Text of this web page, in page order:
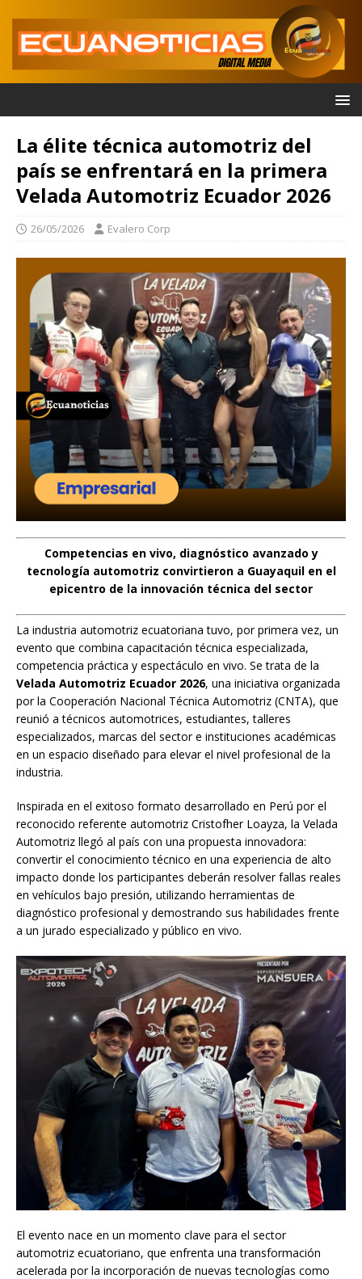
La élite técnica automotriz del
país se enfrentará en la primera
Velada Automotriz Ecuador 2026
26/05/2026 Evalero Corp
Competencias en vivo, diagnóstico avanzado y
tecnología automotriz convirtieron a Guayaquil en el
epicentro de la innovación técnica del sector
La industria automotriz ecuatoriana tuvo, por primera vez, un
evento que combina capacitación técnica especializada,
competencia práctica y espectáculo en vivo. Se trata de la
Velada Automotriz Ecuador 2026, una iniciativa organizada
por la Cooperación Nacional Técnica Automotriz (CNTA), que
reunió a técnicos automotrices, estudiantes, talleres
especializados, marcas del sector e instituciones académicas
en un espacio diseñado para elevar el nivel profesional de la
industria.
Inspirada en el exitoso formato desarrollado en Perú por el
reconocido referente automotriz Cristofher Loayza, la Velada
Automotriz llegó al país con una propuesta innovadora:
convertir el conocimiento técnico en una experiencia de alto
impacto donde los participantes deberán resolver fallas reales
en vehículos bajo presión, utilizando herramientas de
diagnóstico profesional y demostrando sus habilidades frente
a un jurado especializado y público en vivo.
El evento nace en un momento clave para el sector
automotriz ecuatoriano, que enfrenta una transformación
acelerada por la incorporación de nuevas tecnologías como